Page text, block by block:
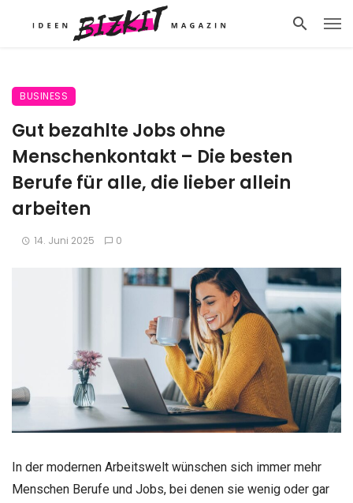
BUSINESS
Gut bezahlte Jobs ohne
Menschenkontakt – Die besten
Berufe für alle, die lieber allein
arbeiten
14. Juni 2025 0
In der modernen Arbeitswelt wünschen sich immer mehr
Menschen Berufe und Jobs, bei denen sie wenig oder gar